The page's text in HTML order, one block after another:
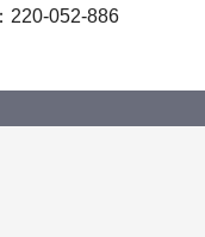
220-052-886